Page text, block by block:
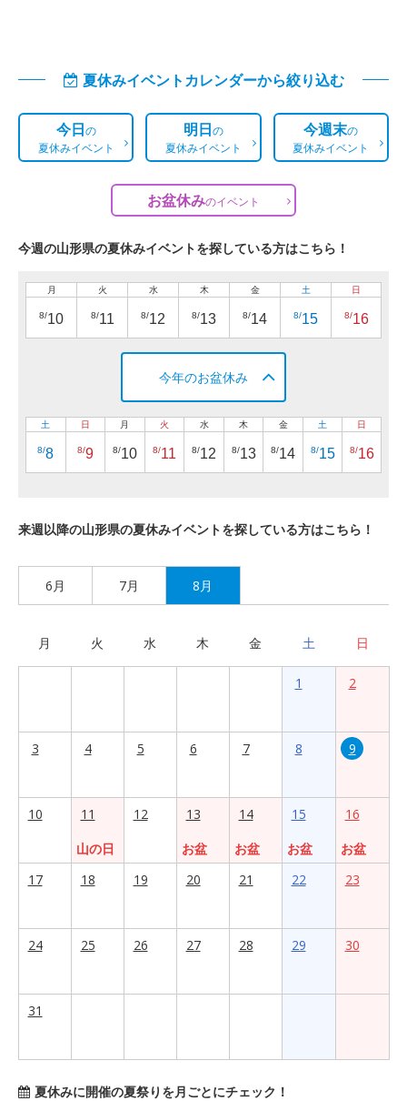
夏休みイベントカレンダーから絞り込む
今日の
夏休みイベント
明日の
夏休みイベント
今週末の
夏休みイベント
お盆休みのイベント
今週の山形県の夏休みイベントを探している方はこちら！
月
8/10
火
8/11
水
8/12
木
8/13
金
8/14
土
8/15
日
8/16
今年のお盆休み
土
8/8
日
8/9
月
8/10
火
8/11
水
8/12
木
8/13
金
8/14
土
8/15
日
8/16
来週以降の山形県の夏休みイベントを探している方はこちら！
6月 7月 8月
月 火 水 木 金 土 日
1 2
3 4 5 6 7 8 9
10
11
山の日
12
13
お盆
14
お盆
15
お盆
16
お盆
17
18 19 20 21 22 23
24 25 26 27 28 29 30
31
夏休みに開催の夏祭りを月ごとにチェック！